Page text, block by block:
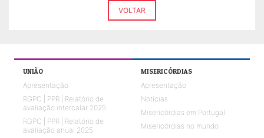
VOLTAR
UNIÃO
Apresentação
RGPC | PPR | Relatório de
avaliação intercalar 2025
RGPC | PPR | Relatório de
avaliação anual 2025
MISERICÓRDIAS
Apresentação
Notícias
Misericórdias em Portugal
Misericórdias no mundo